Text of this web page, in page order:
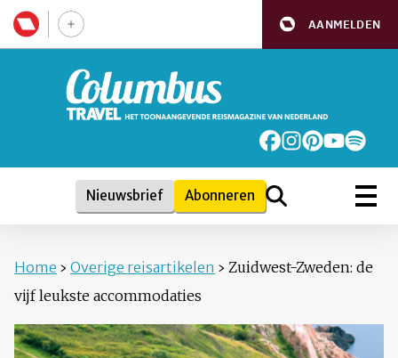
AANMELDEN
Nieuwsbrief Abonneren
Home › Overige reisartikelen › Zuidwest-Zweden: de
vijf leukste accommodaties